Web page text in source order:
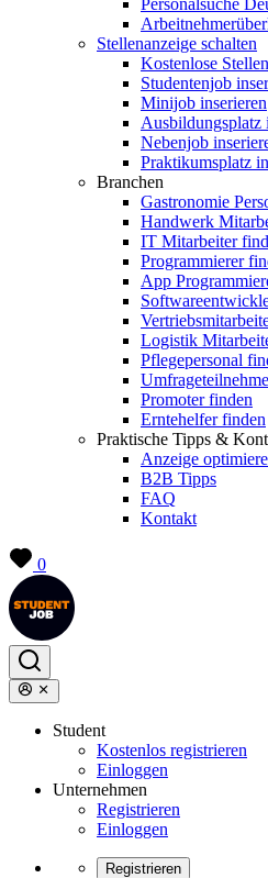
Personalsuche
Stellenanzeige schalten
Kostenlose
Studentenjob
Minijob inserieren
Ausbildungsplatz
Nebenjob
Praktikumsplatz
Branchen
Gastronomie
Handwerk
IT Mitarbeiter
Programmierer
App
Logistik
Pflegepersonal
Promoter finden
Erntehelfer finden
Praktische Tipps &
Anzeige
B2B Tipps
FAQ
Kontakt
0
Student
Kostenlos registrieren
Einloggen
Unternehmen
Registrieren
Einloggen
Registrieren